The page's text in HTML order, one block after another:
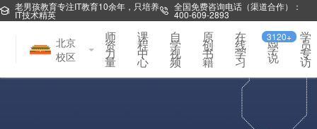
老男孩教育专注IT教育10余年，只培养
IT技术精英
全国免费咨询电话（渠道合作）：
400-609-2893
北京
校区
师
资
力
量
课
程
中
心
自
学
视
频
原
创
书
籍
在
线
学
习
同
学
说
3120+ 学
员
专
访